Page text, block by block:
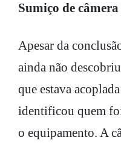
Sumiço de câmera
Apesar da
ainda não
que estava
identificou quem
o equipamento. A